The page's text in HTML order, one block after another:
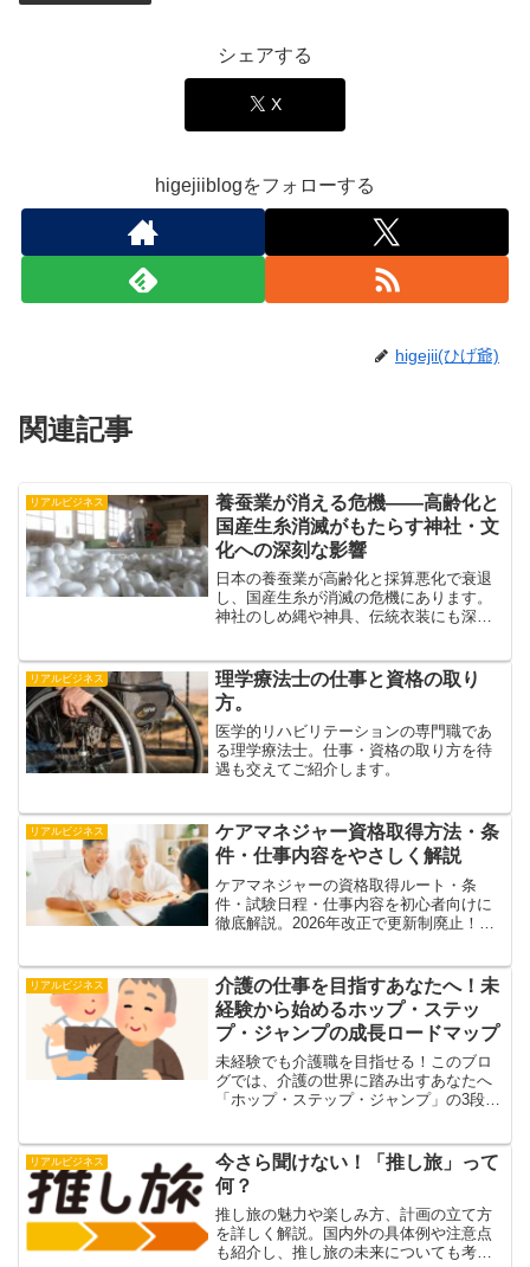
シェアする
X
higejiiblogをフォローする
higejii(ひげ爺)
関連記事
リアルビジネス
養蚕業が消える危機――高齢化と
国産生糸消滅がもたらす神社・文
化への深刻な影響
日本の養蚕業が高齢化と採算悪化で衰退
し、国産生糸が消滅の危機にあります。
神社のしめ縄や神具、伝統衣装にも深く
る実態にも迫ります。
リアルビジネス
理学療法士の仕事と資格の取り
方。
医学的リハビリテーションの専門職であ
る理学療法士。仕事・資格の取り方を待
遇も交えてご紹介します。
リアルビジネス
ケアマネジャー資格取得方法・条
件・仕事内容をやさしく解説
ケアマネジャーの資格取得ルート・条
件・試験日程・仕事内容を初心者向けに
徹底解説。2026年改正で更新制廃止！実
リアルビジネス
介護の仕事を目指すあなたへ！未
経験から始めるホップ・ステッ
プ・ジャンプの成長ロードマップ
未経験でも介護職を目指せる！このブロ
グでは、介護の世界に踏み出すあなたへ
「ホップ・ステップ・ジャンプ」の3段階
寧に紹介します。
リアルビジネス
今さら聞けない！「推し旅」って
何？
推し旅の魅力や楽しみ方、計画の立て方
を詳しく解説。国内外の具体例や注意点
も紹介し、推し旅の未来についても考